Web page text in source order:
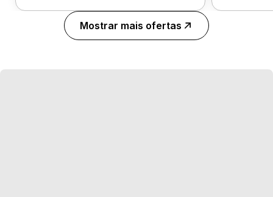
Mostrar mais ofertas